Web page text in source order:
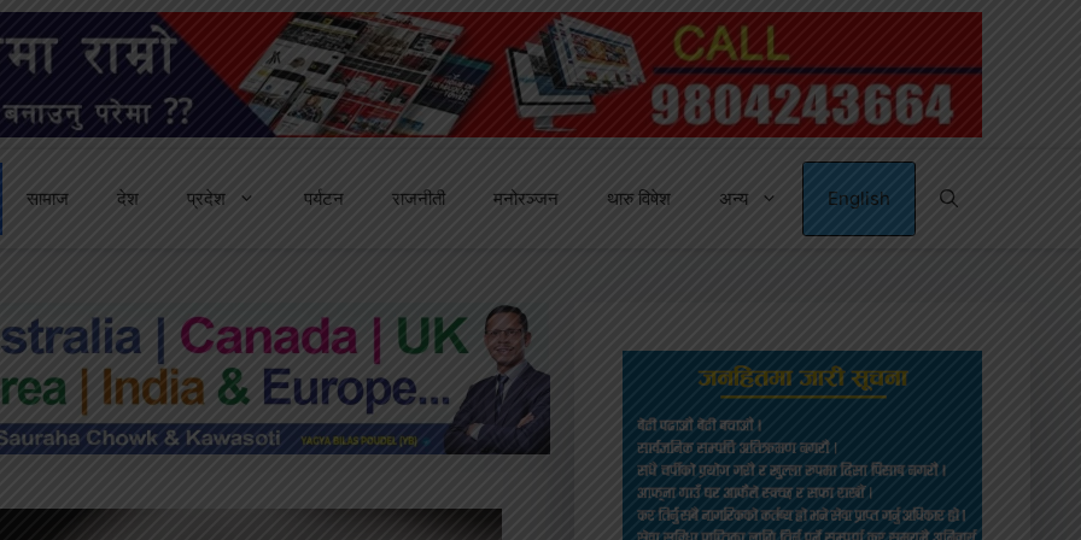
सामाज देश प्रदेश पर्यटन राजनीती मनोरञ्जन थारु विषेश अन्य English